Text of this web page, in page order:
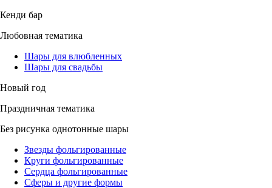
Кенди бар
Любовная тематика
Шары для влюбленных
Шары для свадьбы
Новый год
Праздничная тематика
Без рисунка однотонные шары
Звезды фольгированные
Круги фольгированные
Сердца фольгированные
Сферы и другие формы